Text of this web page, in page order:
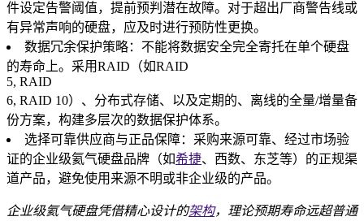
件设定告警阈值，提前预判潜在故障。对于超出厂商警告线或
有异常声响的硬盘，应及时进行预防性更换。
数据冗余保护策略：不能将数据安全完全寄托在单个硬盘
的寿命上。采用RAID（如RAID
5, RAID
6, RAID 10）、分布式存储、以及定期的、离线的全量/增量备
份方案，构建多层次的数据保护体系。
选择可靠供应商与正品保障：采购来源可靠、经过市场验
证的企业级氦气硬盘品牌（如希捷、西数、东芝等）的正规渠
道产品，避免使用来源不明或非企业级的产品。
企业级氦气硬盘凭借精心设计的架构，理论预期寿命远超普通